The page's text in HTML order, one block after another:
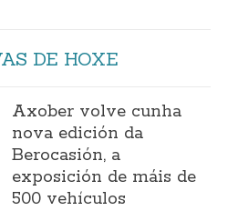
DE HOXE
Axober volve cunha
nova edición da
Berocasión, a
exposición de máis de
500 vehículos